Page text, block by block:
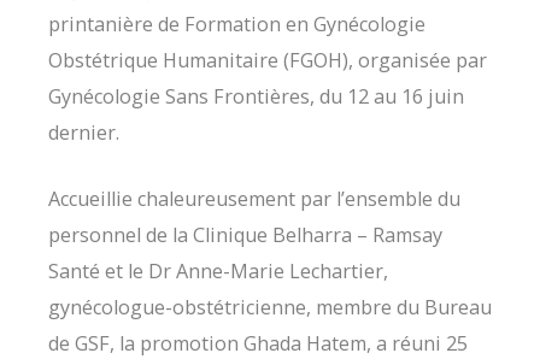
printanière de Formation en Gynécologie
Obstétrique Humanitaire (FGOH), organisée par
Gynécologie Sans Frontières, du 12 au 16 juin
dernier.
Accueillie chaleureusement par l’ensemble du
personnel de la Clinique Belharra – Ramsay
Santé et le Dr Anne-Marie Lechartier,
gynécologue-obstétricienne, membre du Bureau
de GSF, la promotion Ghada Hatem, a réuni 25